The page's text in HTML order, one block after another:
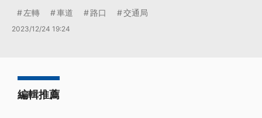
左轉 車道 路口 交通局
2023/12/24 19:24
編輯推薦